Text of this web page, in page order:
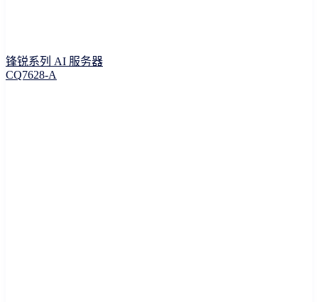
锋锐系列 AI 服务器
CQ7628-A